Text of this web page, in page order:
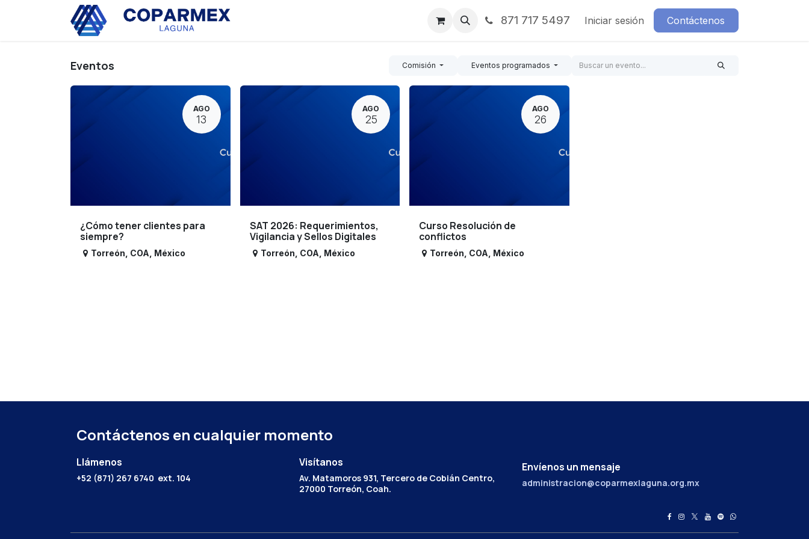
Noticias Contáctenos871 717 5497 Iniciar sesión Contáctenos
Eventos Comisión Eventos programados
AGO
13
¿Cómo tener clientes para
siempre?
Torreón COA México
AGO
25
SAT 2026: Requerimientos,
Vigilancia y Sellos Digitales
Torreón COA México
AGO
26
Curso Resolución de
conflictos
Torreón COA México
Contáctenos en cualquier momento
Llámenos
+52 (871) 267 6740 ext. 104
Envíenos un mensaje
administracion@coparmexlaguna.org.mx
Visítanos
Av. Matamoros 931, Tercero de Cobián Centro,
27000 Torreón, Coah.